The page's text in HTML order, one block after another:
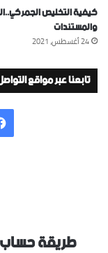
كيفية التخليص
والمستندات
24 أغسطس، 2021
تابعنا عبر مواقع